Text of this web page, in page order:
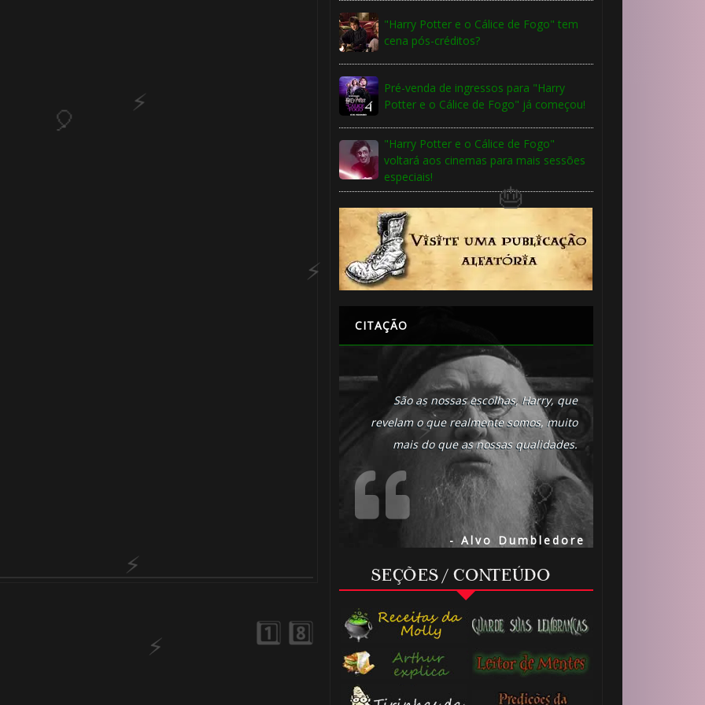
"Harry Potter e o Cálice de Fogo" tem
cena pós-créditos?
Pré-venda de ingressos para "Harry
Potter e o Cálice de Fogo" já começou!
"Harry Potter e o Cálice de Fogo"
voltará aos cinemas para mais sessões
especiais!
CITAÇÃO
São as nossas escolhas, Harry, que
revelam o que realmente somos, muito
mais do que as nossas qualidades.
- Alvo Dumbledore
SEÇÕES / CONTEÚDO
🎂